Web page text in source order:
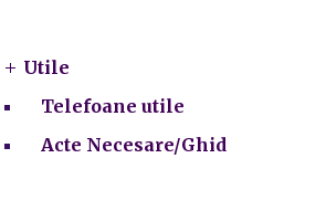
Utile
Telefoane utile
Acte Necesare/Ghid